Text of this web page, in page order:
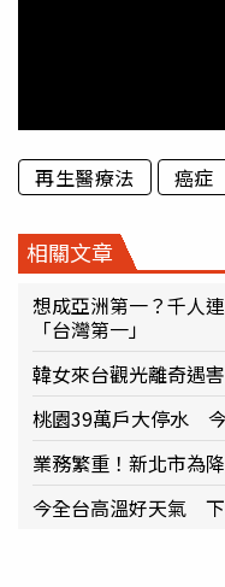
再生醫療法 癌症
相關文章
想成亞洲第一？千人
「台灣第一」
韓女來台觀光離奇遇
桃園39萬戶大停水
業務繁重！新北市為
今全台高溫好天氣